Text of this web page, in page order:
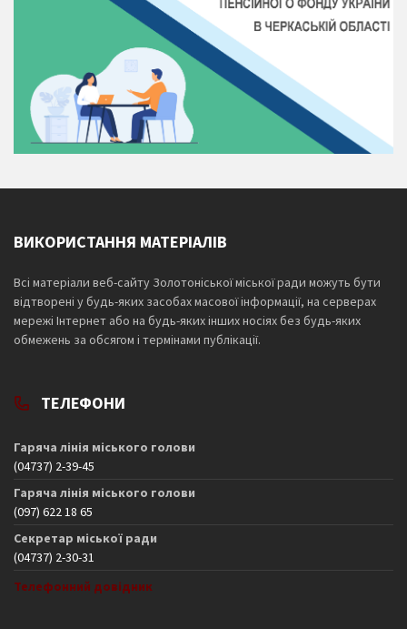
ВИКОРИСТАННЯ МАТЕРІАЛІВ
Всі матеріали веб-сайту Золотоніської міської ради можуть бути
відтворені у будь-яких засобах масової інформації, на серверах
мережі Інтернет або на будь-яких інших носіях без будь-яких
обмежень за обсягом і термінами публікації.
ТЕЛЕФОНИ
Гаряча лінія міського голови
(04737) 2-39-45
Гаряча лінія міського голови
(097) 622 18 65
Секретар міської ради
(04737) 2-30-31
Телефонний довідник